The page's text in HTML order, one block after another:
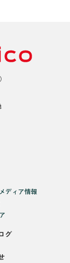
ディア情報
グ